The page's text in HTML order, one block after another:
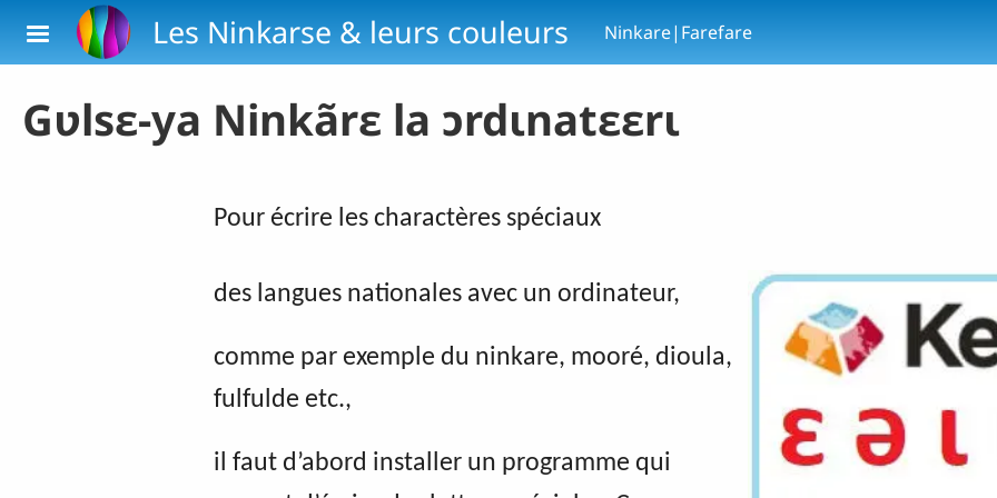
Skip to main contentLes Ninkarse & leurs couleurs Ninkare|Farefare
Gʋlsɛ-ya Ninkãrɛ la ɔrdɩnatɛɛrɩ
Pour écrire les charactères spéciaux
des langues nationales avec un ordinateur,
comme par exemple du ninkare, mooré, dioula,
fulfulde etc.,
il faut d’abord installer un programme qui